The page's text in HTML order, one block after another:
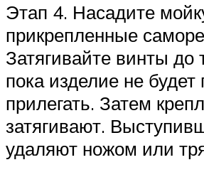
Этап 4. Насадите
прикрепленные
Затягивайте винты до
пока изделие не будет
прилегать. Затем
затягивают.
удаляют ножом или